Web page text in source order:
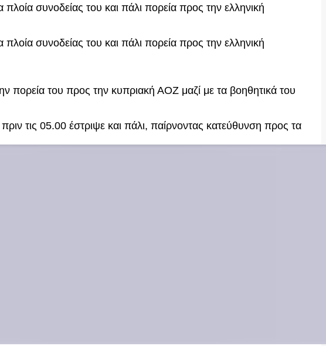
συνοδείας του και πάλι πορεία προς την ελληνική
συνοδείας του και πάλι πορεία προς την ελληνική
πορεία του προς την κυπριακή ΑΟΖ μαζί με τα βοηθητικά του
τις 05.00 έστριψε και πάλι, παίρνοντας κατεύθυνση προς τα